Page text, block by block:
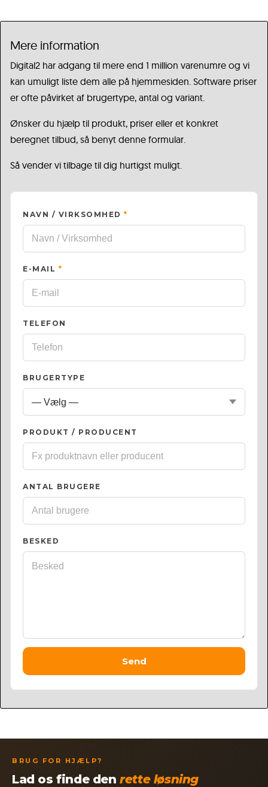
Mere information
Digital2 har adgang til mere end 1 million varenumre og vi
kan umuligt liste dem alle på hjemmesiden. Software priser
er ofte påvirket af brugertype, antal og variant.
Ønsker du hjælp til produkt, priser eller et konkret
beregnet tilbud, så benyt denne formular.
Så vender vi tilbage til dig hurtigst muligt.
NAVN / VIRKSOMHED *
E-MAIL *
TELEFON
BRUGERTYPE
PRODUKT / PRODUCENT
ANTAL BRUGERE
BESKED
Send
BRUG FOR HJÆLP?
Lad os finde denrette løsning